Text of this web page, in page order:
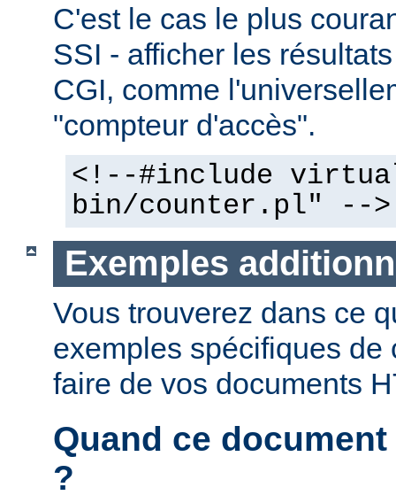
C'est le cas le plus
SSI - afficher les
CGI, comme
"compteur d'accès".
<!--#include
bin/counter.pl" -->
Exemples
Vous trouverez dans ce
exemples spécifiques de
faire de vos documents
Quand ce
?